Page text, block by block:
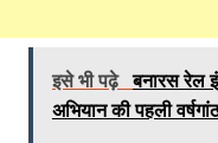
इसे भी पढ़े बनारस रेल
अभियान की पहली